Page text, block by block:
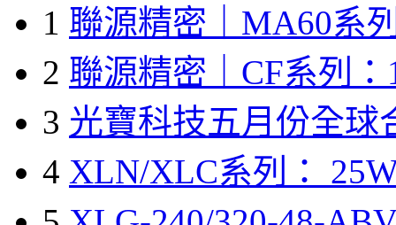
1 聯源精密｜MA60系
2 聯源精密｜CF系列：
3 光寶科技五月份全球
4 XLN/XLC系列：